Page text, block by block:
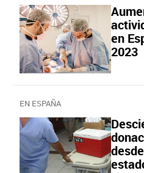
en
2023
EN ESPAÑA